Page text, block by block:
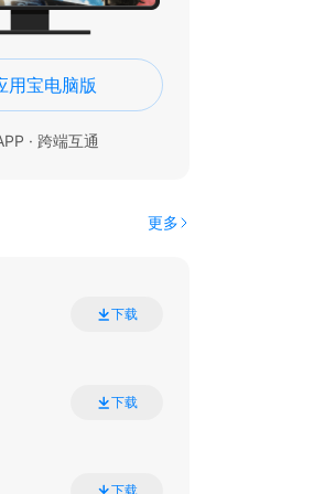
用宝电脑版
· 跨端互通
更多
下载
下载
下载